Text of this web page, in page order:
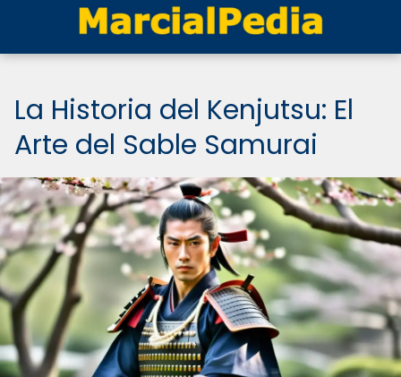
La Historia del Kenjutsu: El
Arte del Sable Samurai